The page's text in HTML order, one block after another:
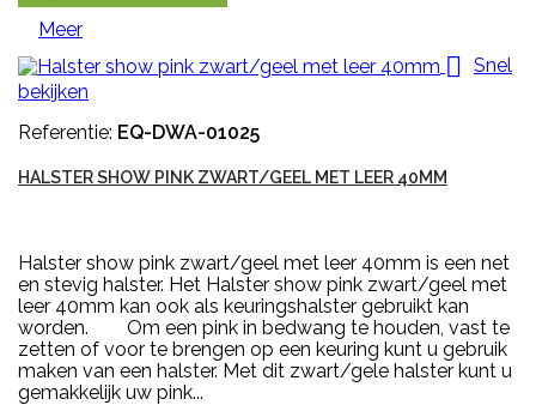
Meer
 Snel
bekijken
Referentie: EQ-DWA-01025
HALSTER SHOW PINK ZWART/GEEL MET LEER 40MM
Halster show pink zwart/geel met leer 40mm is een net
en stevig halster. Het Halster show pink zwart/geel met
leer 40mm kan ook als keuringshalster gebruikt kan
worden. Om een pink in bedwang te houden, vast te
zetten of voor te brengen op een keuring kunt u gebruik
maken van een halster. Met dit zwart/gele halster kunt u
gemakkelijk uw pink...